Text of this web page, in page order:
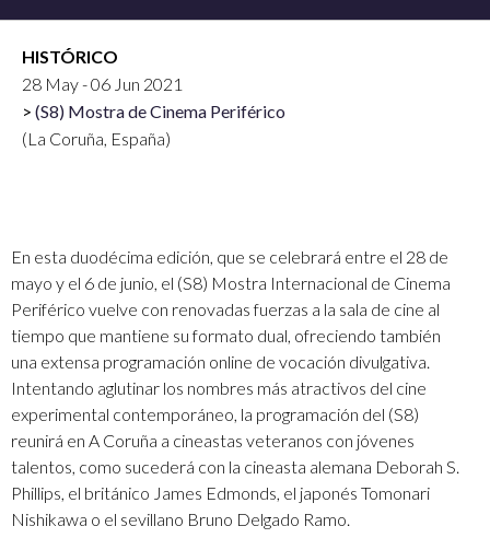
HISTÓRICO
28 May - 06 Jun 2021
(S8) Mostra de Cinema Periférico
(La Coruña, España)
En esta duodécima edición, que se celebrará entre el 28 de
mayo y el 6 de junio, el (S8) Mostra Internacional de Cinema
Periférico vuelve con renovadas fuerzas a la sala de cine al
tiempo que mantiene su formato dual, ofreciendo también
una extensa programación online de vocación divulgativa.
Intentando aglutinar los nombres más atractivos del cine
experimental contemporáneo, la programación del (S8)
reunirá en A Coruña a cineastas veteranos con jóvenes
talentos, como sucederá con la cineasta alemana Deborah S.
Phillips, el británico James Edmonds, el japonés Tomonari
Nishikawa o el sevillano Bruno Delgado Ramo.